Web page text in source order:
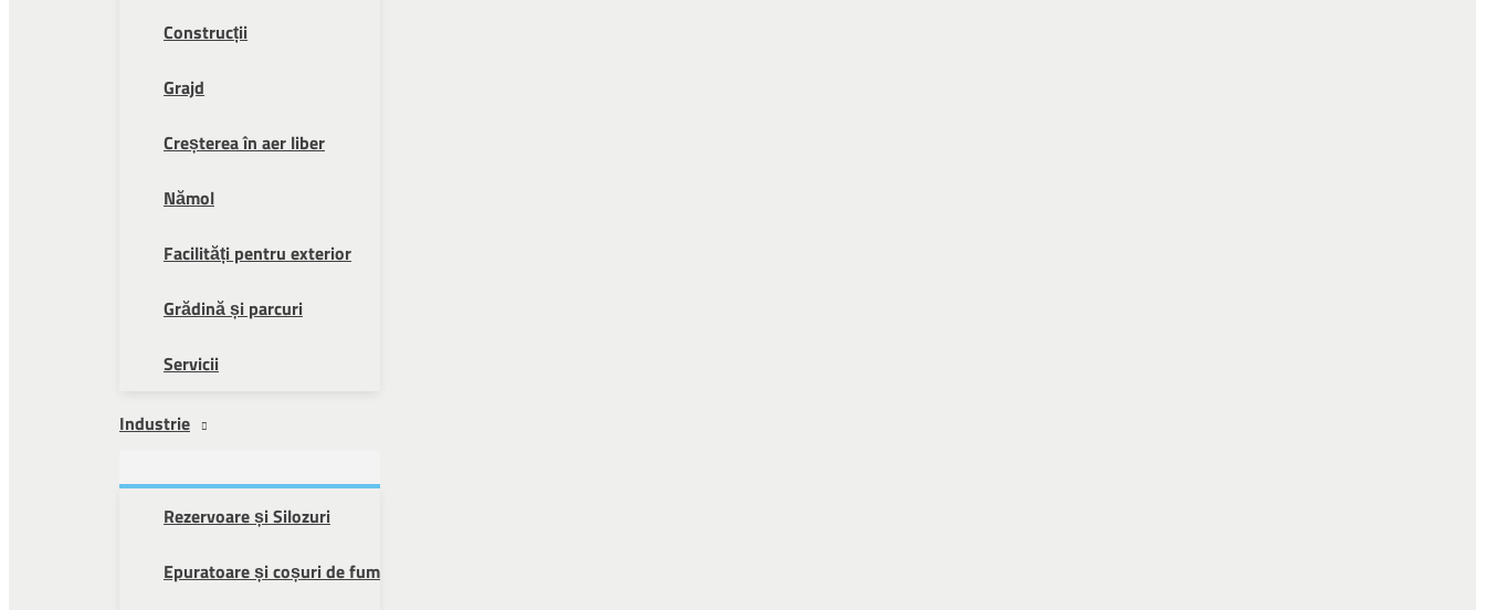
Construcții
Grajd
Creșterea în aer liber
Nămol
Facilități pentru exterior
Grădină și parcuri
Servicii
Industrie
Rezervoare și Silozuri
Epuratoare și coșuri de fum